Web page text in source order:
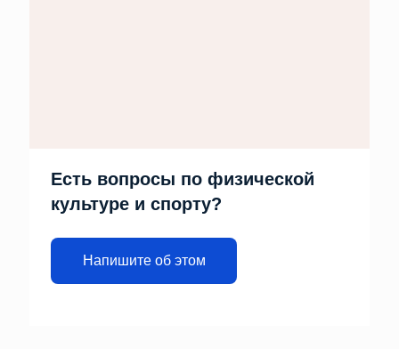
Есть вопросы по физической
культуре и спорту?
Напишите об этом